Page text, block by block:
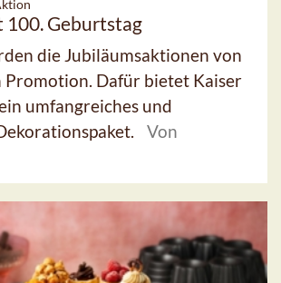
100. Geburtstag
die Jubiläumsaktionen von
Promotion. Dafür bietet Kaiser
umfangreiches und
Von